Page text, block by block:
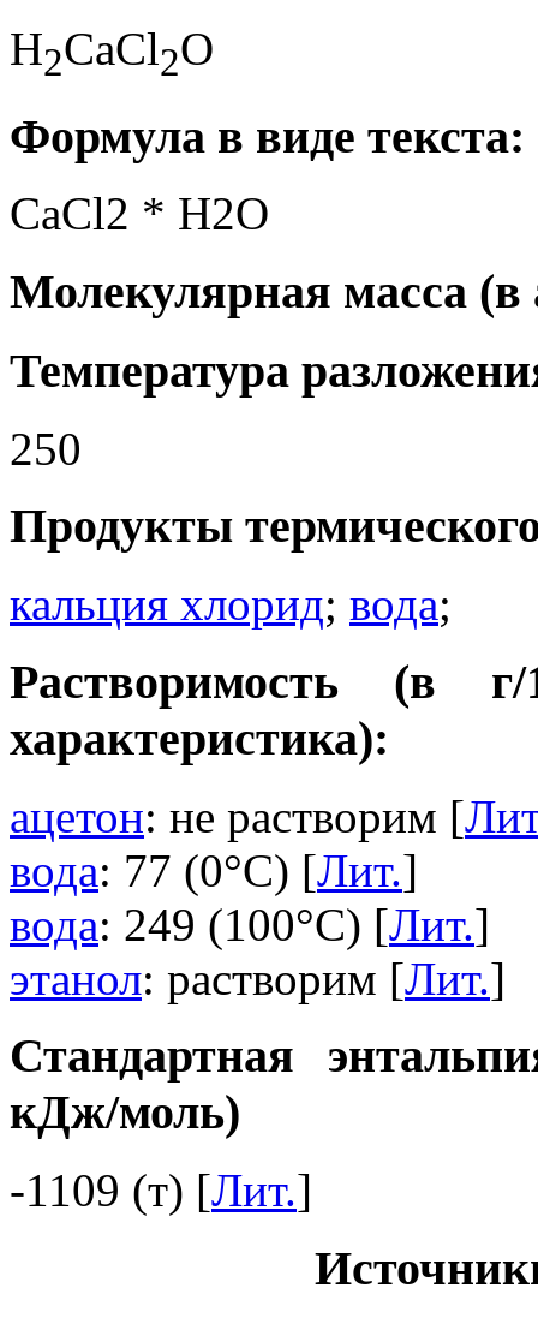
H2CaCl2O
Формула в виде текста:
CaCl2 * H2O
Молекулярная масса (в
Температура
250
Продукты
кальция хлорид; вода;
Растворимость (в
характеристика):
ацетон: не растворим [
вода: 77 (0°C) [Лит.]
вода: 249 (100°C) [Лит.]
этанол: растворим [Лит.]
Стандартная
кДж/моль)
-1109 (т) [Лит.]